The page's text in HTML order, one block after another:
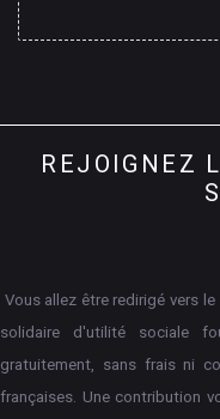
REJOIGNEZ
Vous allez être redirigé vers
solidaire d'utilité sociale
gratuitement, sans frais ni
françaises. Une contribution